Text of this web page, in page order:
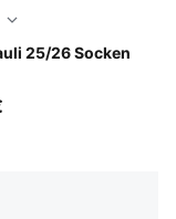
25/26 Socken
Espresso